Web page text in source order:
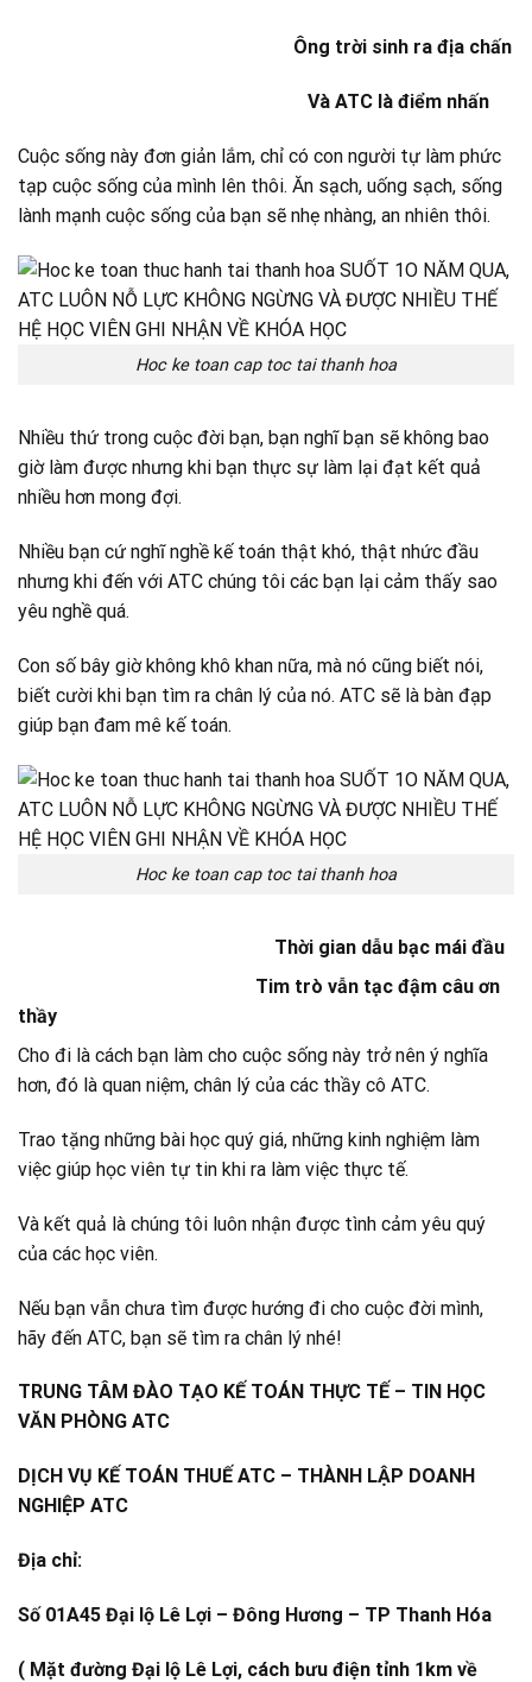
Ông trời sinh ra địa chấn
Và ATC là điểm nhấn
Cuộc sống này đơn giản lắm, chỉ có con người tự làm phức
tạp cuộc sống của mình lên thôi. Ăn sạch, uống sạch, sống
lành mạnh cuộc sống của bạn sẽ nhẹ nhàng, an nhiên thôi.
Hoc ke toan cap toc tai thanh hoa
Nhiều thứ trong cuộc đời bạn, bạn nghĩ bạn sẽ không bao
giờ làm được nhưng khi bạn thực sự làm lại đạt kết quả
nhiều hơn mong đợi.
Nhiều bạn cứ nghĩ nghề kế toán thật khó, thật nhức đầu
nhưng khi đến với ATC chúng tôi các bạn lại cảm thấy sao
yêu nghề quá.
Con số bây giờ không khô khan nữa, mà nó cũng biết nói,
biết cười khi bạn tìm ra chân lý của nó. ATC sẽ là bàn đạp
giúp bạn đam mê kế toán.
Hoc ke toan cap toc tai thanh hoa
Thời gian dẫu bạc mái đầu
Tim trò vẫn tạc đậm câu ơn
thầy
Cho đi là cách bạn làm cho cuộc sống này trở nên ý nghĩa
hơn, đó là quan niệm, chân lý của các thầy cô ATC.
Trao tặng những bài học quý giá, những kinh nghiệm làm
việc giúp học viên tự tin khi ra làm việc thực tế.
Và kết quả là chúng tôi luôn nhận được tình cảm yêu quý
của các học viên.
Nếu bạn vẫn chưa tìm được hướng đi cho cuộc đời mình,
hãy đến ATC, bạn sẽ tìm ra chân lý nhé!
TRUNG TÂM ĐÀO TẠO KẾ TOÁN THỰC TẾ – TIN HỌC
VĂN PHÒNG ATC
DỊCH VỤ KẾ TOÁN THUẾ ATC – THÀNH LẬP DOANH
NGHIỆP ATC
Địa chỉ:
Số 01A45 Đại lộ Lê Lợi – Đông Hương – TP Thanh Hóa
( Mặt đường Đại lộ Lê Lợi, cách bưu điện tỉnh 1km về